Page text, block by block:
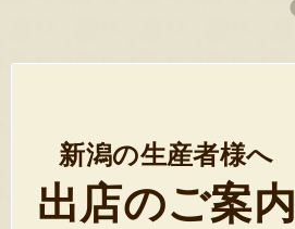
新潟の生産者様へ
出店のご案内